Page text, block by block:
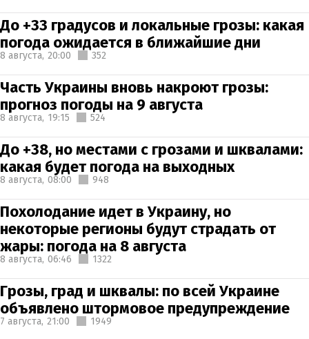
До +33 градусов и локальные грозы: какая
погода ожидается в ближайшие дни
8 августа, 20:00 352
Часть Украины вновь накроют грозы:
прогноз погоды на 9 августа
8 августа, 19:15 524
До +38, но местами с грозами и шквалами:
какая будет погода на выходных
8 августа, 08:00 948
Похолодание идет в Украину, но
некоторые регионы будут страдать от
жары: погода на 8 августа
8 августа, 06:46 1322
Грозы, град и шквалы: по всей Украине
объявлено штормовое предупреждение
7 августа, 21:00 1949